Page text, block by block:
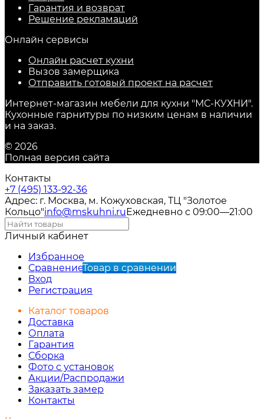
Гарантия и возврат
Решение рекламаций
Онлайн сервисы
Онлайн расчет кухни
Вызов замерщика
Отправить готовый проект на расчет
Интернет-магазин мебели для кухни "МС-КУХНИ".
Кухонные гарнитуры по низким ценам в наличии
и на заказ.
© 2026
Полная версия сайта
Контакты
+7 (495) 133-92-36
Адрес: г. Москва, м. Кожуховская, ТЦ "Золотое
Кольцо"info@mskuhni.ruЕжедневно с 09:00—21:00
Личный кабинет
Избранное
СравнениеТовар в сравнении
Вход
Регистрация
Каталог товаров
Доставка
Оплата
Гарантия
Сборка
Фото с установок
Акции/Распродажи
Заказать замер
Контакты